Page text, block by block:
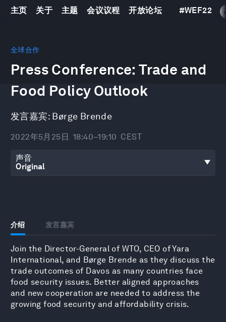
主页 关于 主题 会议议程 开放论坛 #WEF22
全球合作
Press Conference: Trade and
Food Policy Outlook
发言嘉宾: Børge Brende
2022年5月25日 18:40–19:10 CEST
声音
介绍 发言嘉宾
Join the Director-General of WTO, CEO of Yara
International, and Børge Brende as they discuss the
trade outcomes of Davos as many countries face
food security issues. Better aligned approaches
and new cooperation are needed to address the
growing food security and affordability crisis.
seconds
24
minutes,
seconds